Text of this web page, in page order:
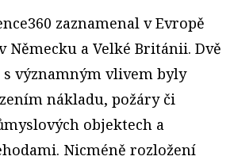
zaznamenal v Evropě
Německu a Velké Británii. Dvě
významným vlivem byly
nákladu, požáry či
objektech a
Nicméně rozložení